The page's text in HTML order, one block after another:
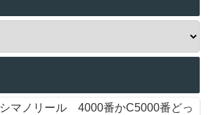
シマノリール 4000番かC5000番どっ